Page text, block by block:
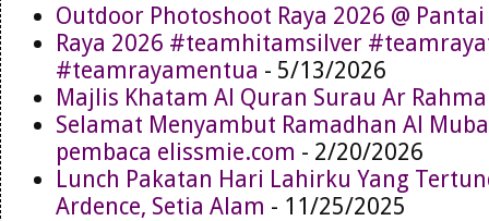
Outdoor Photoshoot Raya 2026 @ Pantai
Raya 2026 #teamhitamsilver
#teamrayamentua - 5/13/2026
Majlis Khatam Al Quran Surau Ar
Selamat Menyambut Ramadhan Al
pembaca elissmie.com - 2/20/2026
Lunch Pakatan Hari Lahirku Yang
Ardence, Setia Alam - 11/25/2025